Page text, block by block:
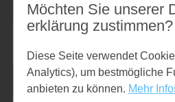
Sortierung
Möchten Sie unserer
erklärung zustimmen?
Diese Seite verwendet
Analytics), um bestmögliche
anbieten zu können. Mehr